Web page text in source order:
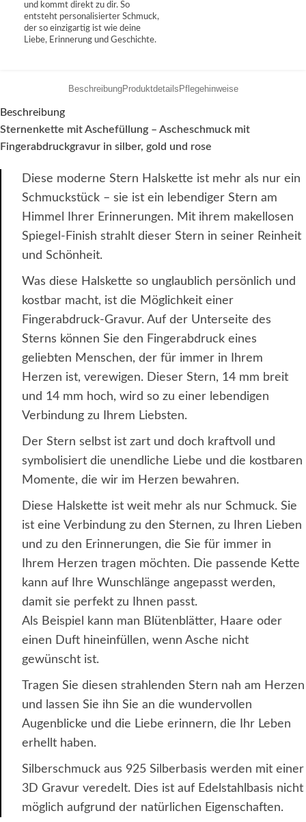
und kommt direkt zu dir. So
entsteht personalisierter Schmuck,
der so einzigartig ist wie deine
Liebe, Erinnerung und Geschichte.
BeschreibungProduktdetails Pflegehinweise
Beschreibung
Sternenkette mit Aschefüllung – Ascheschmuck mit
Fingerabdruckgravur in silber, gold und rose
Diese moderne Stern Halskette ist mehr als nur ein
Schmuckstück – sie ist ein lebendiger Stern am
Himmel Ihrer Erinnerungen. Mit ihrem makellosen
Spiegel-Finish strahlt dieser Stern in seiner Reinheit
und Schönheit.
Was diese Halskette so unglaublich persönlich und
kostbar macht, ist die Möglichkeit einer
Fingerabdruck-Gravur. Auf der Unterseite des
Sterns können Sie den Fingerabdruck eines
geliebten Menschen, der für immer in Ihrem
Herzen ist, verewigen. Dieser Stern, 14 mm breit
und 14 mm hoch, wird so zu einer lebendigen
Verbindung zu Ihrem Liebsten.
Der Stern selbst ist zart und doch kraftvoll und
symbolisiert die unendliche Liebe und die kostbaren
Momente, die wir im Herzen bewahren.
Diese Halskette ist weit mehr als nur Schmuck. Sie
ist eine Verbindung zu den Sternen, zu Ihren Lieben
und zu den Erinnerungen, die Sie für immer in
Ihrem Herzen tragen möchten. Die passende Kette
kann auf Ihre Wunschlänge angepasst werden,
damit sie perfekt zu Ihnen passt.
Als Beispiel kann man Blütenblätter, Haare oder
einen Duft hineinfüllen, wenn Asche nicht
gewünscht ist.
Tragen Sie diesen strahlenden Stern nah am Herzen
und lassen Sie ihn Sie an die wundervollen
Augenblicke und die Liebe erinnern, die Ihr Leben
erhellt haben.
Silberschmuck aus 925 Silberbasis werden mit einer
3D Gravur veredelt. Dies ist auf Edelstahlbasis nicht
möglich aufgrund der natürlichen Eigenschaften.